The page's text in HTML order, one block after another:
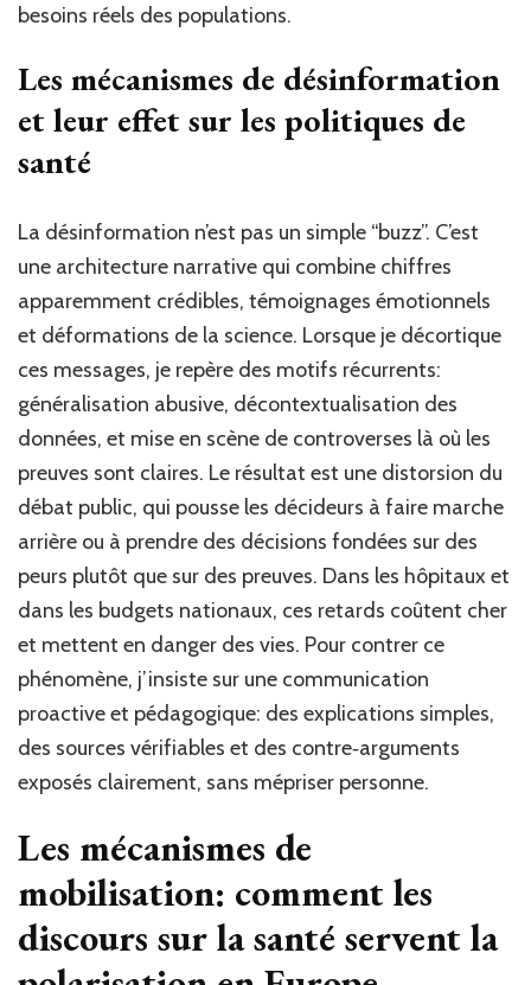
besoins réels des populations.
Les mécanismes de désinformation
et leur effet sur les politiques de
santé
La désinformation n’est pas un simple “buzz”. C’est
une architecture narrative qui combine chiffres
apparemment crédibles, témoignages émotionnels
et déformations de la science. Lorsque je décortique
ces messages, je repère des motifs récurrents:
généralisation abusive, décontextualisation des
données, et mise en scène de controverses là où les
preuves sont claires. Le résultat est une distorsion du
débat public, qui pousse les décideurs à faire marche
arrière ou à prendre des décisions fondées sur des
peurs plutôt que sur des preuves. Dans les hôpitaux et
dans les budgets nationaux, ces retards coûtent cher
et mettent en danger des vies. Pour contrer ce
phénomène, j’insiste sur une communication
proactive et pédagogique: des explications simples,
des sources vérifiables et des contre‑arguments
exposés clairement, sans mépriser personne.
Les mécanismes de
mobilisation: comment les
discours sur la santé servent la